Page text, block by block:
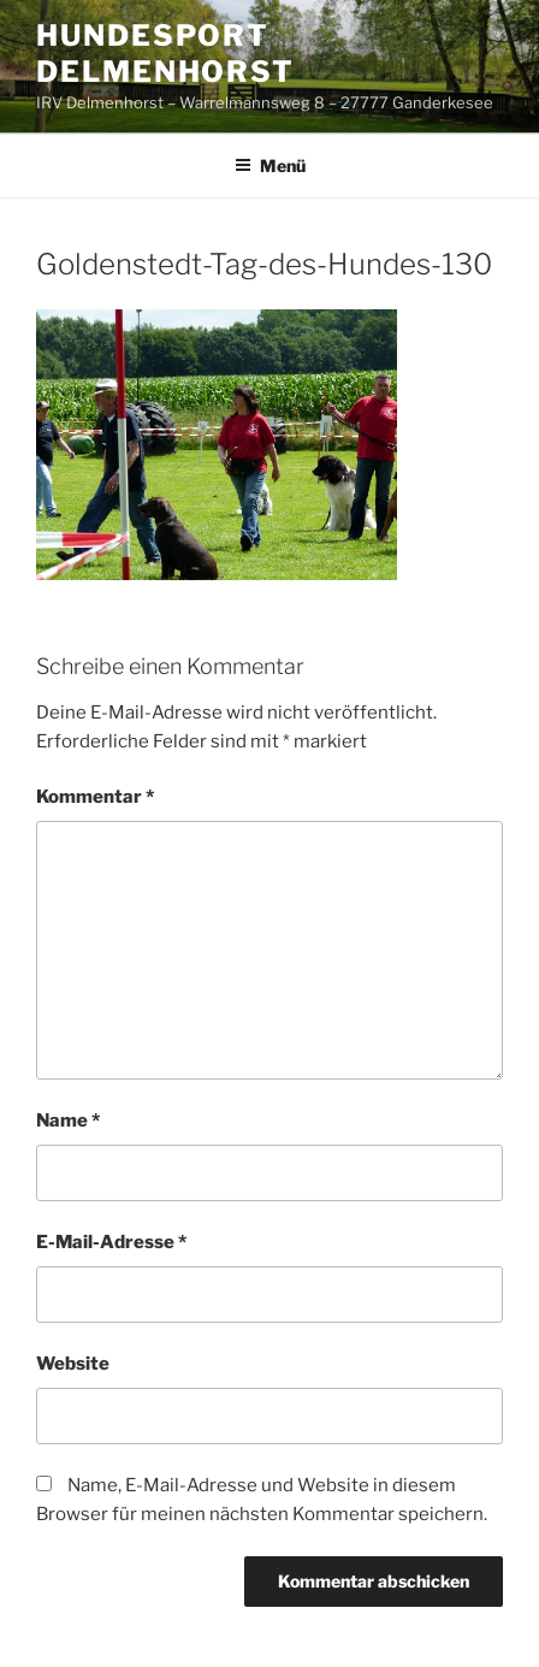
Zum
Inhalt
springen
HUNDESPORT
DELMENHORST
IRV Delmenhorst – Warrelmannsweg 8 – 27777 Ganderkesee
Menü
Goldenstedt-Tag-des-Hundes-130
Schreibe einen Kommentar
Deine E-Mail-Adresse wird nicht veröffentlicht.
Erforderliche Felder sind mit* markiert
Kommentar*
Name*
E-Mail-Adresse*
Website
Name, E-Mail-Adresse und Website in diesem
Browser für meinen nächsten Kommentar speichern.